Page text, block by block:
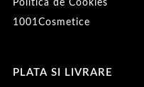
Politica de Cookies
1001Cosmetice
PLATA SI LIVRARE